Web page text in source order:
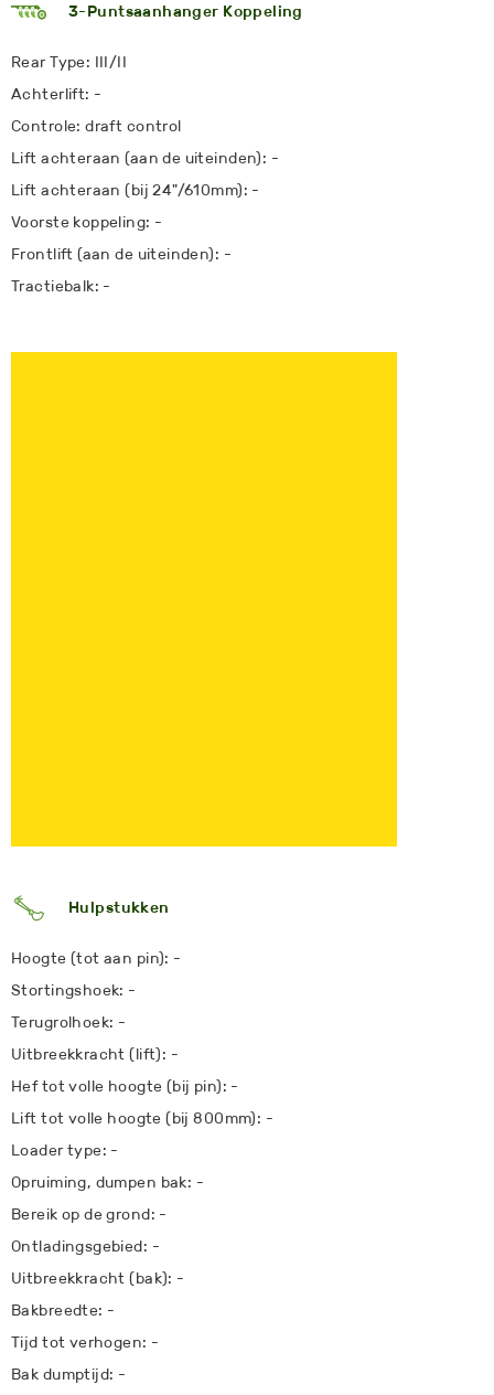
3-Puntsaanhanger Koppeling
Rear Type: III/II
Achterlift: -
Controle: draft control
Lift achteraan (aan de uiteinden): -
Lift achteraan (bij 24"/610mm): -
Voorste koppeling: -
Frontlift (aan de uiteinden): -
Tractiebalk: -
Hulpstukken
Hoogte (tot aan pin): -
Stortingshoek: -
Terugrolhoek: -
Uitbreekkracht (lift): -
Hef tot volle hoogte (bij pin): -
Lift tot volle hoogte (bij 800mm): -
Loader type: -
Opruiming, dumpen bak: -
Bereik op de grond: -
Ontladingsgebied: -
Uitbreekkracht (bak): -
Bakbreedte: -
Tijd tot verhogen: -
Bak dumptijd: -